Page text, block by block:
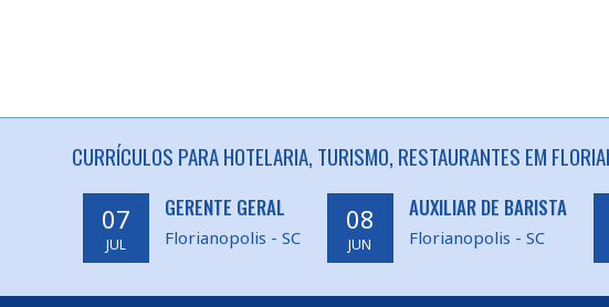
CURRÍCULOS PARA HOTELARIA, TURISMO, RESTAURANTES EM
07
JUL
GERENTE GERAL
Florianopolis - SC
08
JUN
AUXILIAR DE BARISTA
Florianopolis - SC